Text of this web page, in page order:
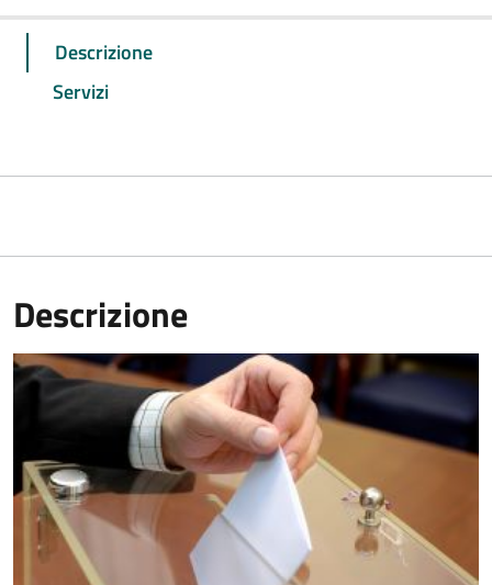
Descrizione
Servizi
Descrizione